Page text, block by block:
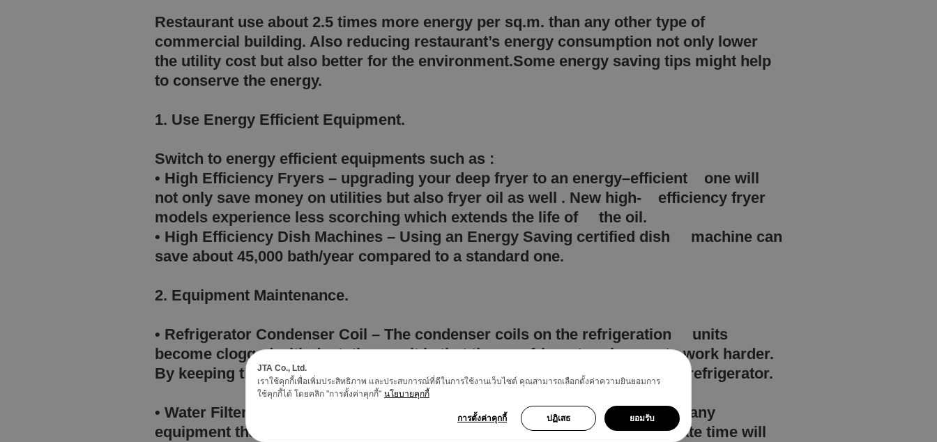
Restaurant use about 2.5 times more energy per sq.m. than any other type of
commercial building. Also reducing restaurant’s energy consumption not only lower
the utility cost but also better for the environment.Some energy saving tips might help
to conserve the energy.
1. Use Energy Efficient Equipment.
Switch to energy efficient equipments such as :
• High Efficiency Fryers – upgrading your deep fryer to an energy–efficient one will
not only save money on utilities but also fryer oil as well . New high- efficiency fryer
models experience less scorching which extends the life of the oil.
• High Efficiency Dish Machines – Using an Energy Saving certified dish machine can
save about 45,000 bath/year compared to a standard one.
2. Equipment Maintenance.
• Refrigerator Condenser Coil – The condenser coils on the refrigeration units
become clogged with dust, the result is that those refrigerators have to work harder.
By keeping the coil clean provides a major boost to the efficiency of the refrigerator.
• Water Filters – Water filter prevent calcification and mineral deposits in any
equipment that uses water. By replacing the water filters at the appropriate time will
J​T​A Co., Ltd.
เราใช้คุกกี้เพื่อเพิ่มประสิทธิภาพ และประสบการณ์ที่ดีในการใช้งานเว็บไซต์ คุณสามารถเลือกตั้งค่าความยินยอมการ
ใช้คุกกี้ได้ โดยคลิก "การตั้งค่าคุกกี้" นโยบายคุกกี้
ปฏิเสธ ยอมรับ
การตั้งค่าคุกกี้